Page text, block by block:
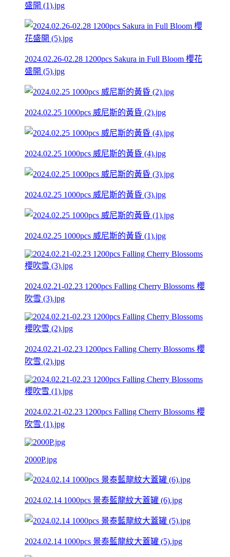
盛開 (1).jpg
2024.02.26-02.28 1200pcs Sakura in Full Bloom 櫻花
盛開 (5).jpg
2024.02.25 1000pcs 威尼斯的黃昏 (2).jpg
2024.02.25 1000pcs 威尼斯的黃昏 (4).jpg
2024.02.25 1000pcs 威尼斯的黃昏 (3).jpg
2024.02.25 1000pcs 威尼斯的黃昏 (1).jpg
2024.02.21-02.23 1200pcs Falling Cherry Blossoms 櫻
吹雪 (3).jpg
2024.02.21-02.23 1200pcs Falling Cherry Blossoms 櫻
吹雪 (2).jpg
2024.02.21-02.23 1200pcs Falling Cherry Blossoms 櫻
吹雪 (1).jpg
2000P.jpg
2024.02.14 1000pcs 景泰藍龍紋大蓋罐 (6).jpg
2024.02.14 1000pcs 景泰藍龍紋大蓋罐 (5).jpg